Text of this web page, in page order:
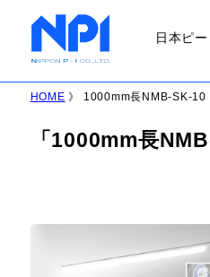
日本ピ
HOME 》 1000mm長NMB-SK-10
「1000mm長